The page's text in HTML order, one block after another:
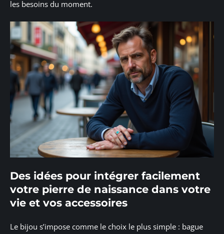
les besoins du moment.
Des idées pour intégrer facilement
votre pierre de naissance dans votre
vie et vos accessoires
Le bijou s’impose comme le choix le plus simple : bague